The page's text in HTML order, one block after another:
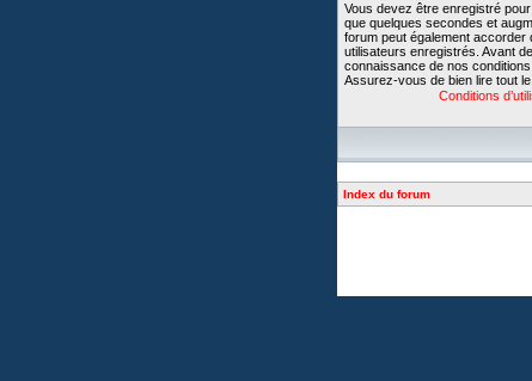
Vous devez être enregistré
que quelques secondes et
forum peut également accorder
utilisateurs enregistrés. Avant
connaissance de nos conditions
Assurez-vous de bien lire tout
Conditions
Index du forum